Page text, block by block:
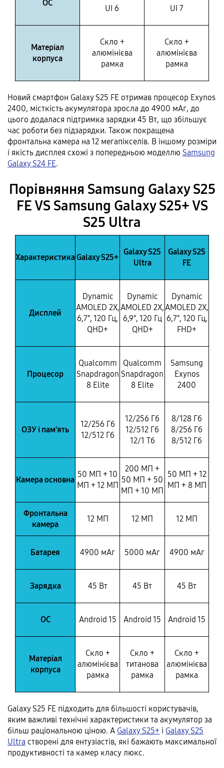
ОС
UI 6
UI 7
Матеріал
корпуса
Скло +
алюмінієва
рамка
Скло +
алюмінієва
рамка
Новий смартфон Galaxy S25 FE отримав процесор Exynos
2400, місткість акумулятора зросла до 4900 мАг, до
цього додалася підтримка зарядки 45 Вт, що збільшує
час роботи без підзарядки. Також покращена
фронтальна камера на 12 мегапікселів. В іншому розміри
і якість дисплея схожі з попередньою моделлю Samsung
Galaxy S24 FE.
Порівняння Samsung Galaxy S25
FE VS Samsung Galaxy S25+ VS
S25 Ultra
ХарактеристикаGalaxy S25+
Galaxy S25
Ultra
Galaxy S25
FE
Дисплей
Dynamic
AMOLED 2X,
6,7″, 120 Гц,
QHD+
Dynamic
AMOLED 2X,
6,9″, 120 Гц
QHD+
Dynamic
AMOLED 2X,
6,7″, 120 Гц,
FHD+
Процесор
Qualcomm
Snapdragon
8 Elite
Qualcomm
Snapdragon
8 Elite
Samsung
Exynos
2400
ОЗУ і пам'ять
12/256 Гб
12/512 Гб
12/256 Гб
12/512 Гб
12/1 Тб
8/128 Гб
8/256 Гб
8/512 Гб
Камера основна
50 МП + 10
МП + 12 МП
200 МП +
50 МП + 50
МП + 10 МП
50 МП + 12
МП + 8 МП
Фронтальна
камера
12 МП 12 МП 12 МП
Батарея 4900 мАг 5000 мАг 4900 мАг
Зарядка 45 Вт 45 Вт 45 Вт
ОС Android 15 Android 15 Android 15
Матеріал
корпуса
Скло +
алюмінієва
рамка
Скло +
титанова
рамка
Скло +
алюмінієва
рамка
Galaxy S25 FE підходить для більшості користувачів,
яким важливі технічні характеристики та акумулятор за
більш раціональною ціною. А Galaxy S25+ і Galaxy S25
Ultra створені для ентузіастів, які бажають максимальної
продуктивності та камер класу люкс.